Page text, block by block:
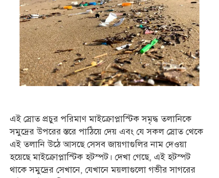
এই স্রোত প্রচুর পরিমাণ মাইক্রোপ্লাস্টিক সমৃদ্ধ তলানিকে
সমুদ্রের উপরের স্তরে পাঠিয়ে দেয় এবং যে সকল স্রোত থেকে
এই তলানি উঠে আসছে সেসব জায়গাগুলির নাম দেওয়া
হয়েছে মাইক্রোপ্লাস্টিক হটস্পট। দেখা গেছে, এই হটস্পট
থাকে সমুদ্রের সেখানে, যেখানে ময়লাগুলো গভীর সাগরের